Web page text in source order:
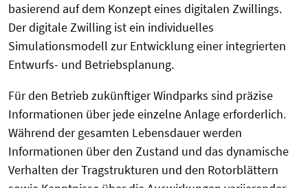
basierend auf dem Konzept eines digitalen Zwillings.
Der digitale Zwilling ist ein individuelles
Simulationsmodell zur Entwicklung einer integrierten
Entwurfs- und Betriebsplanung.
Für den Betrieb zukünftiger Windparks sind präzise
Informationen über jede einzelne Anlage erforderlich.
Während der gesamten Lebensdauer werden
Informationen über den Zustand und das dynamische
Verhalten der Tragstrukturen und den Rotorblättern